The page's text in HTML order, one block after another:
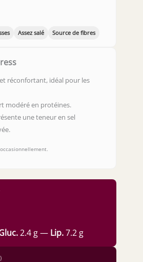
Assez salé Source de fibres
réconfortant, idéal pour les
modéré en protéines.
une teneur en sel
2.4 g — Lip.7.2 g